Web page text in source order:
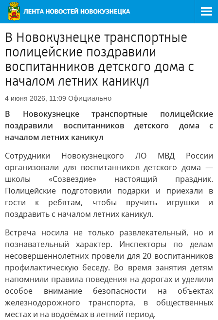
В Новокузнецке транспортные
полицейские поздравили
воспитанников детского дома с
началом летних каникул
4 июня 2026, 11:09 Официально
В Новокузнецке транспортные полицейские
поздравили воспитанников детского дома с
началом летних каникул
Сотрудники Новокузнецкого ЛО МВД России
организовали для воспитанников детского дома —
школы «Созвездие» настоящий праздник.
Полицейские подготовили подарки и приехали в
гости к ребятам, чтобы вручить игрушки и
поздравить с началом летних каникул.
Встреча носила не только развлекательный, но и
познавательный характер. Инспекторы по делам
несовершеннолетних провели для 20 воспитанников
профилактическую беседу. Во время занятия детям
напомнили правила поведения на дорогах и уделили
особое внимание безопасности на объектах
железнодорожного транспорта, в общественных
местах и на водоёмах в летний период.